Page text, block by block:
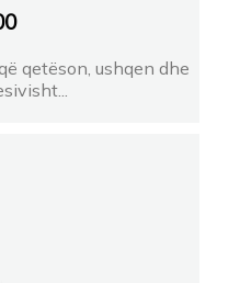
qetëson, ushqen dhe